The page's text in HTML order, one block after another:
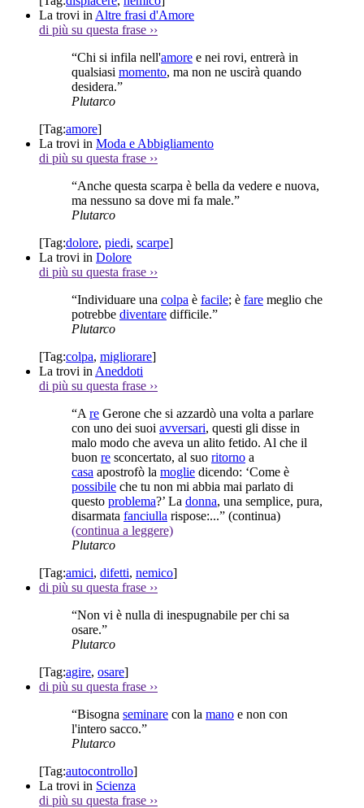
La trovi in Altre frasi d'Amore
di più su questa frase ››
“Chi si infila nell'amore e nei rovi, entrerà in
qualsiasi momento, ma non ne uscirà quando
desidera.”
Plutarco
[Tag:amore]
La trovi in Moda e Abbigliamento
di più su questa frase ››
“Anche questa scarpa è bella da vedere e nuova,
ma nessuno sa dove mi fa male.”
Plutarco
[Tag:dolore, piedi, scarpe]
La trovi in Dolore
di più su questa frase ››
“Individuare una colpa è facile; è fare meglio che
potrebbe diventare difficile.”
Plutarco
[Tag:colpa, migliorare]
La trovi in Aneddoti
di più su questa frase ››
“A re Gerone che si azzardò una volta a parlare
con uno dei suoi avversari, questi gli disse in
malo modo che aveva un alito fetido. Al che il
buon re sconcertato, al suo ritorno a
casa apostrofò la moglie dicendo: ‘Come è
possibile che tu non mi abbia mai parlato di
questo problema?’ La donna, una semplice, pura,
disarmata fanciulla rispose:...” (continua)
(continua a leggere)
Plutarco
[Tag:amici, difetti, nemico]
di più su questa frase ››
“Non vi è nulla di inespugnabile per chi sa
osare.”
Plutarco
[Tag:agire, osare]
di più su questa frase ››
“Bisogna seminare con la mano e non con
l'intero sacco.”
Plutarco
[Tag:autocontrollo]
La trovi in Scienza
di più su questa frase ››